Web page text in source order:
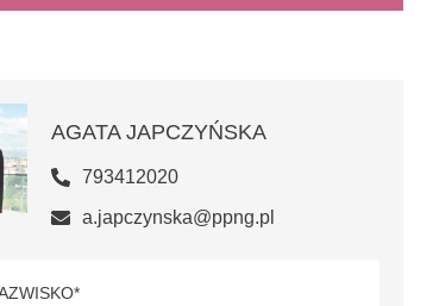
AGATA JAPCZYŃSKA
793412020
a.japczynska@ppng.pl